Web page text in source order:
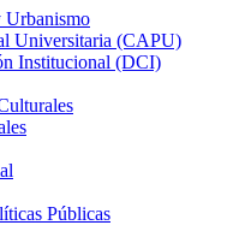
Urbanismo
Universitaria (CAPU)
Institucional (DCI)
Públicas